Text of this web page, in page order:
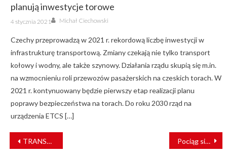
planują inwestycje torowe
Posted
on
4 stycznia 2021 Author
Michał Ciechowski
Czechy przeprowadzą w 2021 r. rekordową liczbę inwestycji w
infrastrukturę transportową. Zmiany czekają nie tylko transport
kołowy i wodny, ale także szynowy. Działania rządu skupią się m.in.
na wzmocnieniu roli przewozów pasażerskich na czeskich torach. W
2021 r. kontynuowany będzie pierwszy etap realizacji planu
poprawy bezpieczeństwa na torach. Do roku 2030 rząd na
urządzenia ETCS […]
NAWIGACJA
WPISU
TRANSEXPO 2021 – znamy premiery 15. edycji kieleckich targów! Pociąg się zatrzymał. Wtedy podbiegli do niego grafficiarze… [FILM]